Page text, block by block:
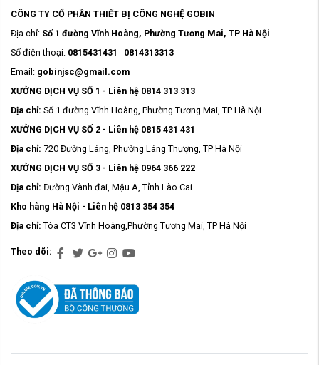
CÔNG TY CỔ PHẦN THIẾT BỊ CÔNG NGHỆ GOBIN
Địa chỉ: Số 1 đường Vĩnh Hoàng, Phường Tương Mai, TP Hà Nội
Số điện thoại: 0815431431 - 0814313313
Email: gobinjsc@gmail.com
XƯỞNG DỊCH VỤ SỐ 1 - Liên hệ 0814 313 313
Địa chỉ: Số 1 đường Vĩnh Hoàng, Phường Tương Mai, TP Hà Nội
XƯỞNG DỊCH VỤ SỐ 2 - Liên hệ 0815 431 431
Địa chỉ: 720 Đường Láng, Phường Láng Thượng, TP Hà Nội
XƯỞNG DỊCH VỤ SỐ 3 - Liên hệ 0964 366 222
Địa chỉ: Đường Vành đai, Mậu A, Tỉnh Lào Cai
Kho hàng Hà Nội - Liên hệ 0813 354 354
Địa chỉ: Tòa CT3 Vĩnh Hoàng,Phường Tương Mai, TP Hà Nội
Theo dõi: